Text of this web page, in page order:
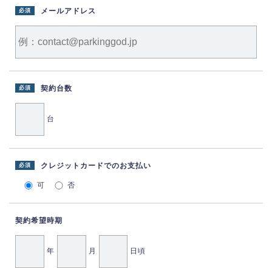
メールアドレス
必須
契約台数
必須
台
クレジットカードでのお支払い
必須
可 否
契約希望時期
年 月 日頃